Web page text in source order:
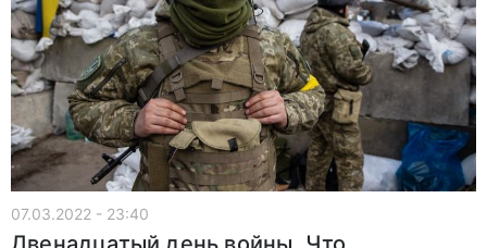
07.03.2022 - 23:40